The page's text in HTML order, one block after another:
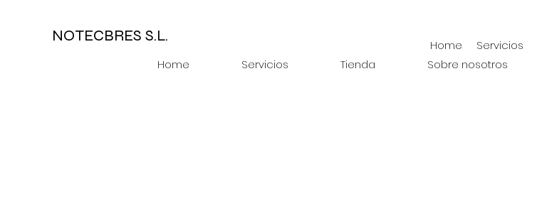
NOTECBRES S.L.
Home Servicios Tienda Sobre nosotros
Home Servicios